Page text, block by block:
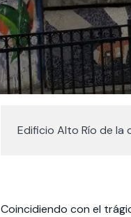
Edificio Alto Río de
Coincidiendo con el